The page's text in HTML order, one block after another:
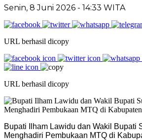
Senin, 8 Juni 2026 - 14:33 WITA
URL berhasil dicopy
URL berhasil dicopy
Bupati Ilham Lawidu dan Wakil Bupati
Menghadiri Pembukaan MTQ di